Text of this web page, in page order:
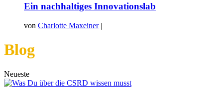
Ein nachhaltiges Innovationslab
von Charlotte Maxeiner|
Blog
Neueste